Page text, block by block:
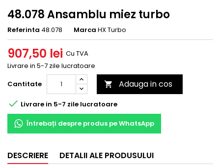
48.078 Ansamblu miez turbo
Referinta 48.078 Marca HX Turbo
907,50 lei Cu TVA
Livrare in 5-7 zile lucratoare
Cantitate
 Adauga in cos
 Livrare in 5-7 zile lucratoare
Întrebați despre produs pe WhatsApp
DESCRIERE DETALII ALE PRODUSULUI